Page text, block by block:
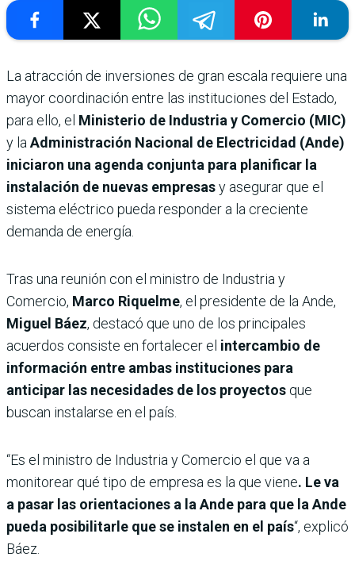
La atracción de inversiones de gran escala requiere una
mayor coordinación entre las instituciones del Estado,
para ello, el Ministerio de Industria y Comercio (MIC)
y laAdministración Nacional de Electricidad (Ande)
iniciaron una agenda conjunta para planificar la
instalación de nuevas empresasy asegurar que el
sistema eléctrico pueda responder a la creciente
demanda de energía.
Tras una reunión con el ministro de Industria y
Comercio, Marco Riquelme, el presidente de la Ande,
Miguel Báez, destacó que uno de los principales
acuerdos consiste en fortalecer el intercambio de
información entre ambas instituciones para
anticipar las necesidades de los proyectos que
buscan instalarse en el país.
“Es el ministro de Industria y Comercio el que va a
monitorear qué tipo de empresa es la que viene. Le va
a pasar las orientaciones a la Ande para que la Ande
pueda posibilitarle que se instalen en el país“, explicó
Báez.